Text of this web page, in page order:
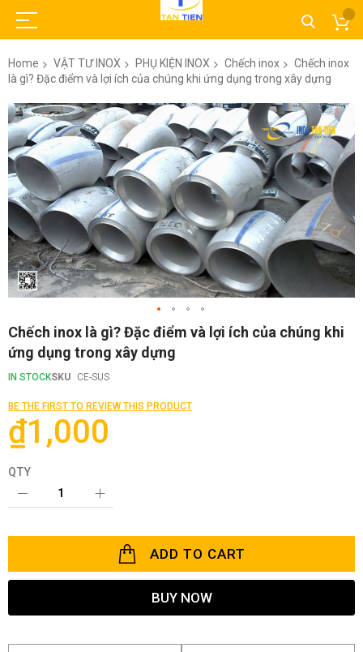
Home VẬT TƯ INOX PHỤ KIỆN INOX Chếch inox
Chếch inox
là gì? Đặc điểm và lợi ích của chúng khi ứng dụng trong xây dựng
Skip
to
the
end
of
the
images
gallery
Skip
the
of
images
gallery
Chếch inox là gì? Đặc điểm và lợi ích của chúng khi
ứng dụng trong xây dựng
IN STOCKSKU CE-SUS
BE THE FIRST TO REVIEW THIS PRODUCT
₫1,000
QTY
ADD TO CART
BUY NOW